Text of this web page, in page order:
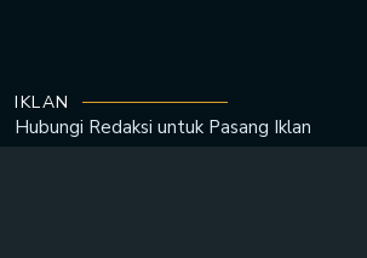
IKLAN
Hubungi Redaksi untuk Pasang Iklan